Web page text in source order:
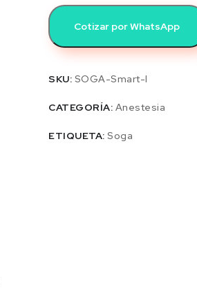
Cotizar por WhatsApp
SKU: SOGA-Smart-I
CATEGORÍA: Anestesia
ETIQUETA:Soga